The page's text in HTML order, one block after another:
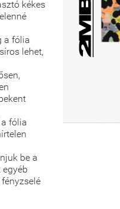
kékes
a fólia
lehet,
fólia
be a